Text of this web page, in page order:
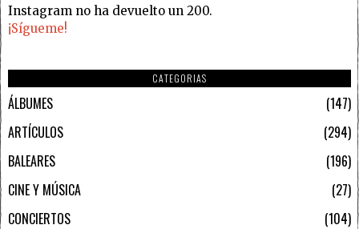
Instagram no ha devuelto un 200.
¡Sígueme!
CATEGORIAS
ÁLBUMES
147
ARTÍCULOS
294
BALEARES
196
CINE Y MÚSICA
27
CONCIERTOS
104